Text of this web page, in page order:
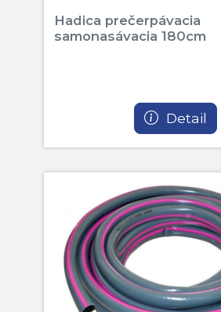
Hadica prečerpávacia
samonasávacia 180cm
Detail